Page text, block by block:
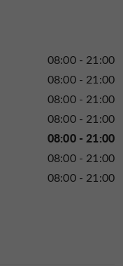
08:00 - 21:00
08:00 - 21:00
08:00 - 21:00
08:00 - 21:00
08:00 - 21:00
08:00 - 21:00
08:00 - 21:00